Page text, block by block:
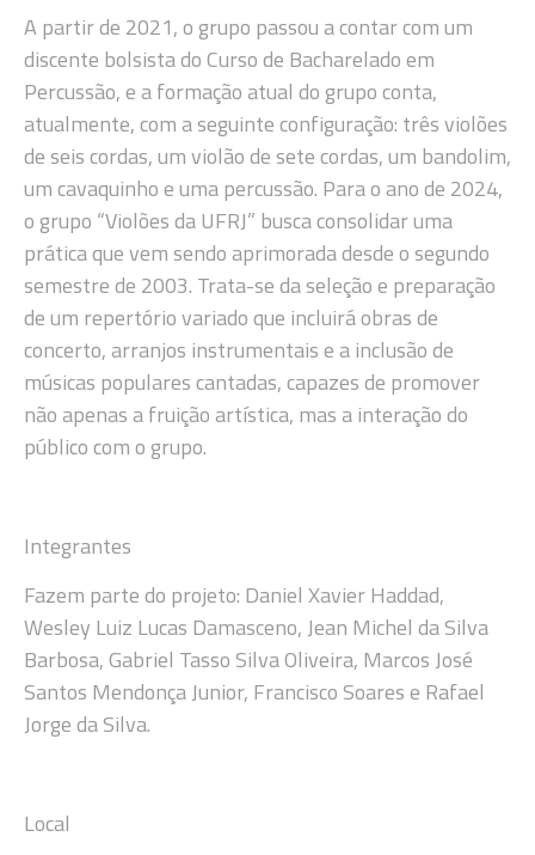
A partir de 2021, o grupo passou a contar com um
discente bolsista do Curso de Bacharelado em
Percussão, e a formação atual do grupo conta,
atualmente, com a seguinte configuração: três violões
de seis cordas, um violão de sete cordas, um bandolim,
um cavaquinho e uma percussão. Para o ano de 2024,
o grupo “Violões da UFRJ” busca consolidar uma
prática que vem sendo aprimorada desde o segundo
semestre de 2003. Trata-se da seleção e preparação
de um repertório variado que incluirá obras de
concerto, arranjos instrumentais e a inclusão de
músicas populares cantadas, capazes de promover
não apenas a fruição artística, mas a interação do
público com o grupo.
Integrantes
Fazem parte do projeto: Daniel Xavier Haddad,
Wesley Luiz Lucas Damasceno, Jean Michel da Silva
Barbosa, Gabriel Tasso Silva Oliveira, Marcos José
Santos Mendonça Junior, Francisco Soares e Rafael
Jorge da Silva.
Local